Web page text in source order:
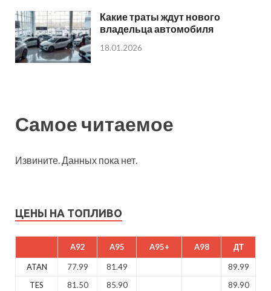
Какие траты ждут нового
владельца автомобиля
18.01.2026
Самое читаемое
Извините. Данных пока нет.
ЦЕНЫ НА ТОПЛИВО
A92 A95 A95+ A98 ДТ
ATAN 77.99 81.49
89.99
TES
81.50 85.90
89.90